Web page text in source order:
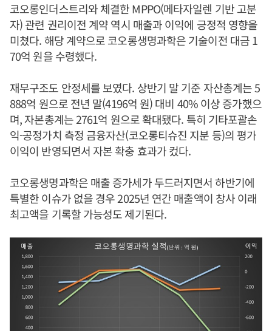
코오롱인더스트리와 체결한 MPPO(메타자일렌 기반 고분
자) 관련 권리이전 계약 역시 매출과 이익에 긍정적 영향을
미쳤다. 해당 계약으로 코오롱생명과학은 기술이전 대금 1
70억 원을 수령했다.
재무구조도 안정세를 보였다. 상반기 말 기준 자산총계는 5
888억 원으로 전년 말(4196억 원) 대비 40% 이상 증가했으
며, 자본총계는 2761억 원으로 확대됐다. 특히 기타포괄손
익-공정가치 측정 금융자산(코오롱티슈진 지분 등)의 평가
이익이 반영되면서 자본 확충 효과가 컸다.
코오롱생명과학은 매출 증가세가 두드러지면서 하반기에
특별한 이슈가 없을 경우 2025년 연간 매출액이 창사 이래
최고액을 기록할 가능성도 제기된다.